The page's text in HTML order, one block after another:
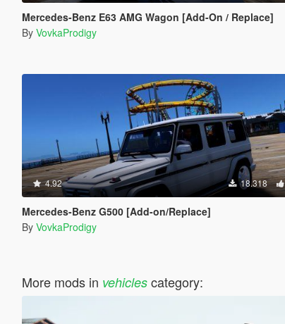
Mercedes-Benz E63 AMG Wagon [Add-On / Replace]
By VovkaProdigy
4.92 18.318
Mercedes-Benz G500 [Add-on/Replace]
By VovkaProdigy
More mods in vehiclescategory: